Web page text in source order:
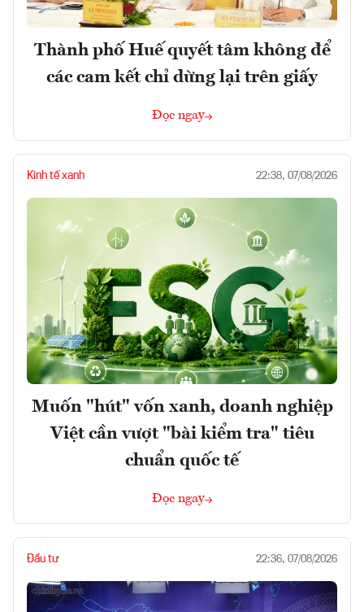
Thành phố Huế quyết tâm không để
các cam kết chỉ dừng lại trên giấy
Đọc ngay
Kinh tế xanh 22:38, 07/08/2026
Muốn "hút" vốn xanh, doanh nghiệp
Việt cần vượt "bài kiểm tra" tiêu
chuẩn quốc tế
Đọc ngay
Đầu tư 22:36, 07/08/2026